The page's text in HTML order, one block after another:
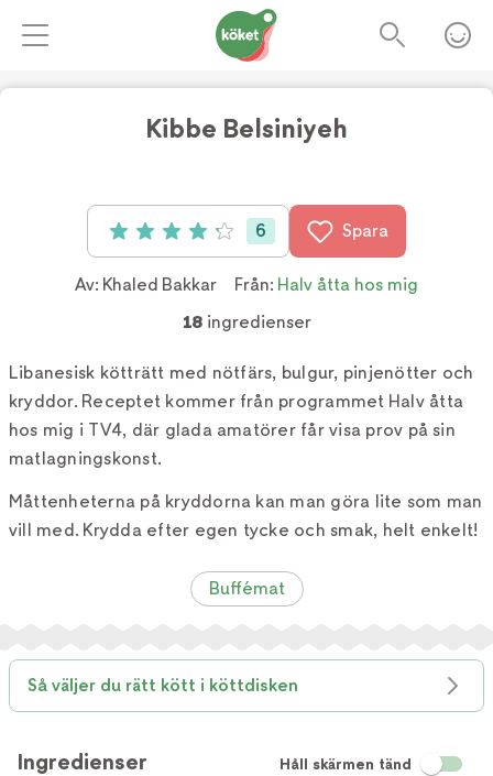
Kibbe Belsiniyeh
Betyg: 4.2 av 5 (6 röster)
6 Spara
Av: Khaled Bakkar Från: Halv åtta hos mig
18ingredienser
Libanesisk kötträtt med nötfärs, bulgur, pinjenötter och
kryddor. Receptet kommer från programmet Halv åtta
hos mig i TV4, där glada amatörer får visa prov på sin
matlagningskonst.
Måttenheterna på kryddorna kan man göra lite som man
vill med. Krydda efter egen tycke och smak, helt enkelt!
Buffémat
Så väljer du rätt kött i köttdisken
Ingredienser Håll skärmen tänd